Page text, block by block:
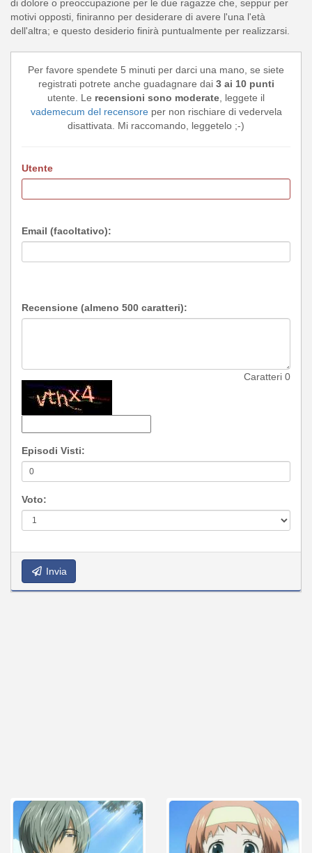
di dolore o preoccupazione per le due ragazze che, seppur per
motivi opposti, finiranno per desiderare di avere l'una l'età
dell'altra; e questo desiderio finirà puntualmente per realizzarsi.
Per favore spendete 5 minuti per darci una mano, se siete
registrati potrete anche guadagnare dai 3 ai 10 punti
utente. Le recensioni sono moderate, leggete il
vademecum del recensoreper non rischiare di vedervela
disattivata. Mi raccomando, leggetelo ;-)
Utente
Email (facoltativo):
Recensione (almeno 500 caratteri):
Caratteri 0
Episodi Visti:
Voto:
Invia